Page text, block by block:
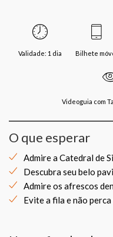
Validade: 1 dia Bilhete
Videoguia com
O que esperar
Admire a Catedral de
Descubra seu belo
Admire os afrescos
Evite a fila e não